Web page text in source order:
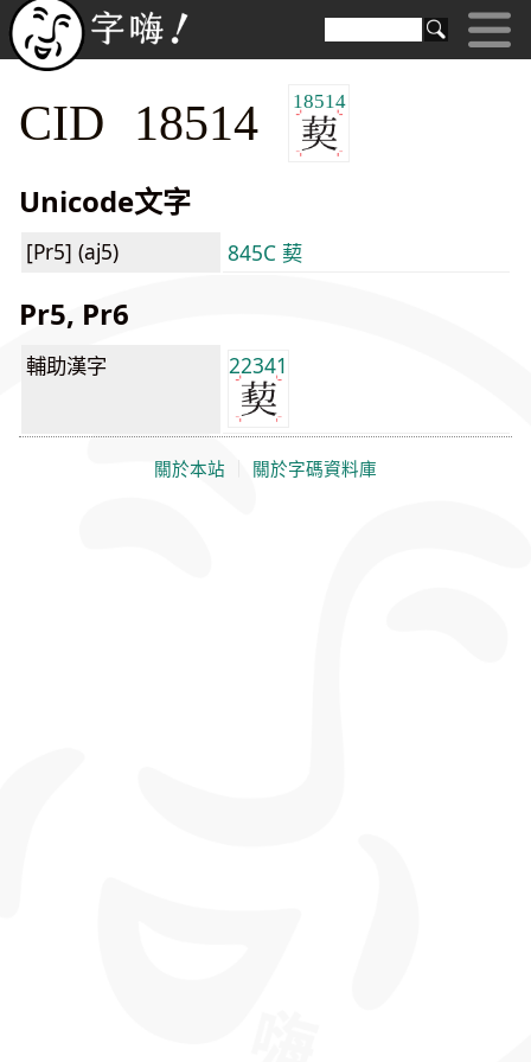
CID 18514 18514
Unicode文字
[Pr5] (aj5) 845C 葜
Pr5, Pr6
輔助漢字 22341
關於本站 關於字碼資料庫